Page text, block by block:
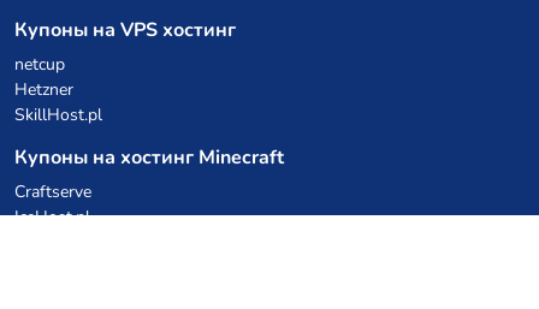
Купоны на VPS хостинг
netcup
Hetzner
SkillHost.pl
Купоны на хостинг Minecraft
Craftserve
IceHost.pl